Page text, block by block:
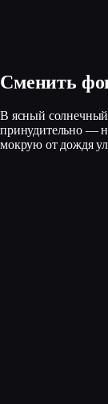
Сменить
В ясный солнечный
принудительно —
мокрую от дождя